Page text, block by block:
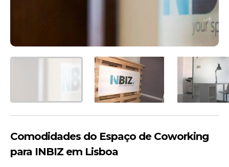
Comodidades do Espaço de Coworking
para INBIZ em Lisboa